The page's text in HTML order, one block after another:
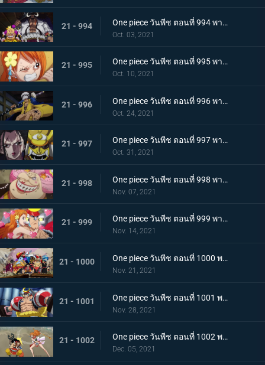
21 - 994 One piece วันพีช ตอนที่ 994 พากย์ไทย ปลอกดาบแดงดวลกันตัวต่อตัว คิคุโนะโจ ปะทะ คันจูโร่
Oct. 03, 2021
21 - 995 One piece วันพีช ตอนที่ 995 พากย์ไทย จู่โจมปณิธานของโอเด้งที่สืบทอดมา
Oct. 10, 2021
21 - 996 One piece วันพีช ตอนที่ 996 พากย์ไทย โอนิกาชิมะสั่นสะเทือน ลูฟี่เริ่มสงครามเต็มรูปแบบ
Oct. 24, 2021
21 - 997 One piece วันพีช ตอนที่ 997 พากย์ไทย การต่อสู้ใต้แสงจันทร์ นักรบคลั่ง ซูลอง
Oct. 31, 2021
21 - 998 One piece วันพีช ตอนที่ 998 พากย์ไทย ซุสเป็นปฏิปักษ์! นามิเข้าตาจน!
Nov. 07, 2021
21 - 999 One piece วันพีช ตอนที่ 999 พากย์ไทย เราจะปกป้องเจ้า การพบกันระหว่างยามาโตะกับโมโมโนะสุเกะ
Nov. 14, 2021
21 - 1000 One piece วันพีช ตอนที่ 1000 พากย์ไทย กำลังรบเหนือระดับ! กลุ่มหมวกฟางรวมพล
Nov. 21, 2021
21 - 1001 One piece วันพีช ตอนที่ 1001 พากย์ไทย การเชื้อเชิญที่อันตราย แผนกำจัดควีน
Nov. 28, 2021
21 - 1002 One piece วันพีช ตอนที่ 1002 พากย์ไทย โชคชะตาครั้งใหม่ นามิ กับ อุลติ
Dec. 05, 2021